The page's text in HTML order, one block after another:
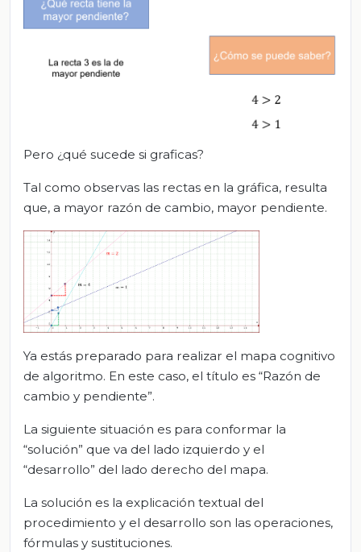
Pero ¿qué sucede si graficas?
Tal como observas las rectas en la gráfica, resulta
que, a mayor razón de cambio, mayor pendiente.
Ya estás preparado para realizar el mapa cognitivo
de algoritmo. En este caso, el título es “Razón de
cambio y pendiente”.
La siguiente situación es para conformar la
“solución” que va del lado izquierdo y el
“desarrollo” del lado derecho del mapa.
La solución es la explicación textual del
procedimiento y el desarrollo son las operaciones,
fórmulas y sustituciones.